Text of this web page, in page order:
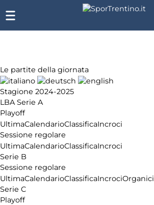
Le partite della giornata
Stagione 2024-2025
LBA Serie A
Playoff
UltimaCalendarioClassificaIncroci
Sessione regolare
UltimaCalendarioClassificaIncroci
Serie B
Sessione regolare
UltimaCalendarioClassificaIncrociOrganici
Serie C
Playoff
Chi
siamo
Affiliazione